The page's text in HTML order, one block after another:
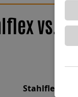
vs.
Stahlflex